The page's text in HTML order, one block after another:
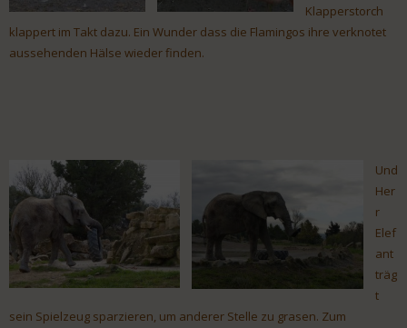
Klapperstorch
klappert im Takt dazu. Ein Wunder dass die Flamingos ihre verknotet
aussehenden Hälse wieder finden.
Und
Her
r
Elef
ant
träg
t
sein Spielzeug sparzieren, um anderer Stelle zu grasen. Zum